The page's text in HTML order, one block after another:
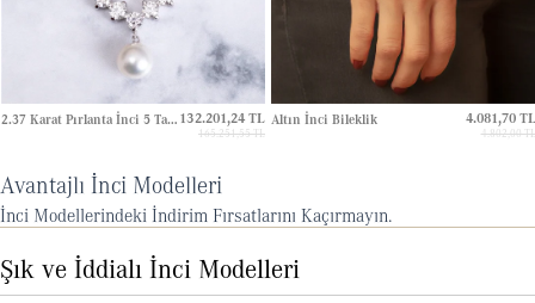
2.37 Karat Pırlanta İnci 5 Taş Kolye 132.201,24 TL
165.251,55 TL
Altın İnci Bileklik 4.081,70 TL
4.802,00 TL
Avantajlı İnci Modelleri
İnci Modellerindeki İndirim Fırsatlarını Kaçırmayın.
Şık ve İddialı İnci Modelleri